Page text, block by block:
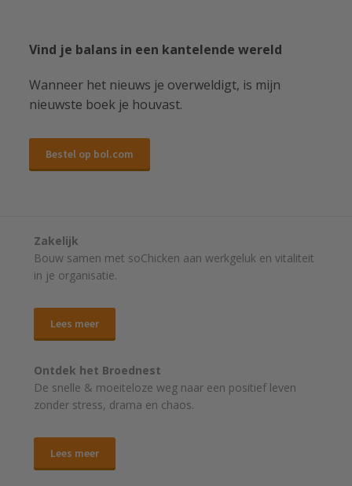
Vind je balans in een kantelende wereld
Wanneer het nieuws je overweldigt, is mijn
nieuwste boek je houvast.
Bestel op bol.com
Zakelijk
Bouw samen met soChicken aan werkgeluk en vitaliteit
in je organisatie.
Lees meer
Ontdek het Broednest
De snelle & moeiteloze weg naar een positief leven
zonder stress, drama en chaos.
Lees meer